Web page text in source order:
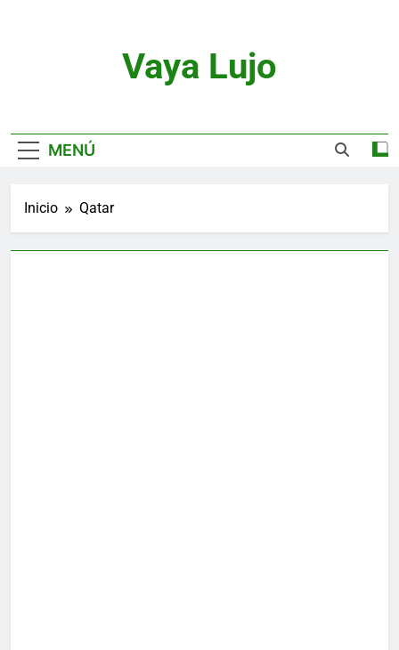
Vaya Lujo
MENÚ
Inicio Qatar